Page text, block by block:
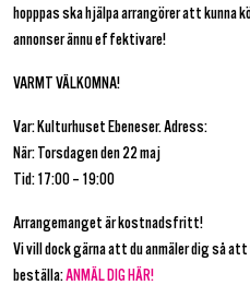
hopppas ska hjälpa arrangörer att kunna
annonser ännu effektivare!
VARMT VÄLKOMNA!
Var: Kulturhuset Ebeneser. Adress:
När: Torsdagen den 22 maj
Tid: 17:00 – 19:00
Arrangemanget är kostnadsfritt!
Vi vill dock gärna att du anmäler dig så
beställa:ANMÄL DIG HÄR!